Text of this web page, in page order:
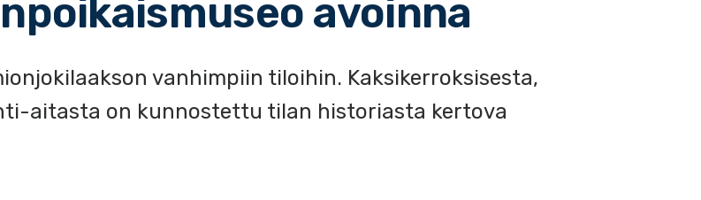
avoinna
vanhimpiin tiloihin. Kaksikerroksisesta,
aitasta on kunnostettu tilan historiasta kertova